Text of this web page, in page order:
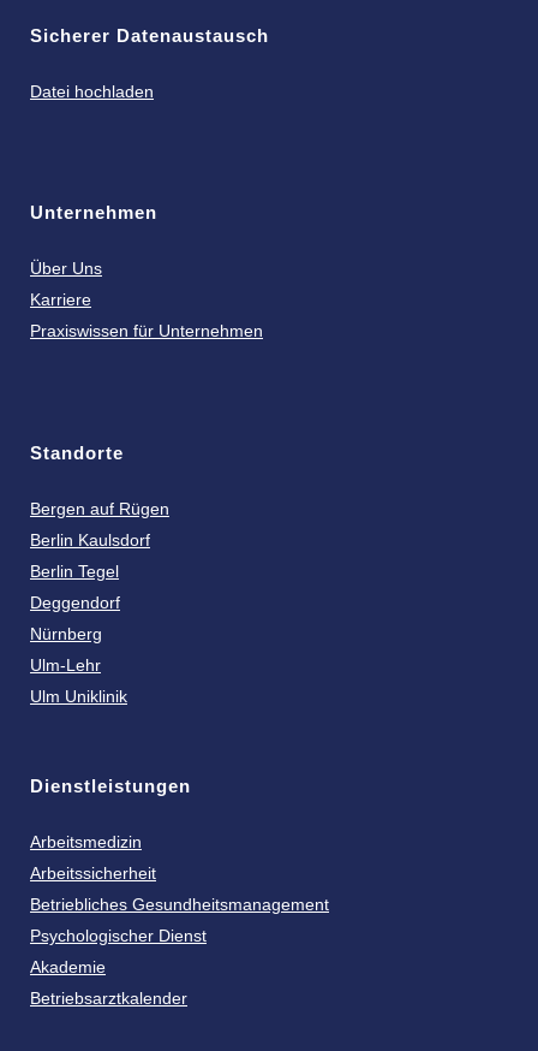
Sicherer Datenaustausch
Datei hochladen
Unternehmen
Über Uns
Karriere
Praxiswissen für Unternehmen
Standorte
Bergen auf Rügen
Berlin Kaulsdorf
Berlin Tegel
Deggendorf
Nürnberg
Ulm-Lehr
Ulm Uniklinik
Dienstleistungen
Arbeitsmedizin
Arbeitssicherheit
Betriebliches Gesundheitsmanagement
Psychologischer Dienst
Akademie
Betriebsarztkalender